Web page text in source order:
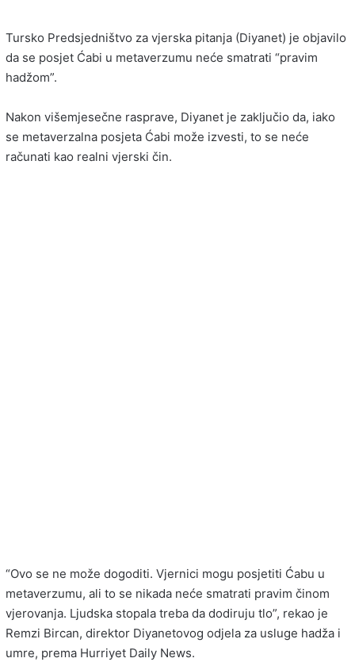
Tursko Predsjedništvo za vjerska pitanja (Diyanet) je objavilo
da se posjet Ćabi u metaverzumu neće smatrati “pravim
hadžom”.
Nakon višemjesečne rasprave, Diyanet je zaključio da, iako
se metaverzalna posjeta Ćabi može izvesti, to se neće
računati kao realni vjerski čin.
“Ovo se ne može dogoditi. Vjernici mogu posjetiti Ćabu u
metaverzumu, ali to se nikada neće smatrati pravim činom
vjerovanja. Ljudska stopala treba da dodiruju tlo”, rekao je
Remzi Bircan, direktor Diyanetovog odjela za usluge hadža i
umre, prema Hurriyet Daily News.